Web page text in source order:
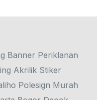
Banner Periklanan
Akrilik Stiker
Polesign Murah